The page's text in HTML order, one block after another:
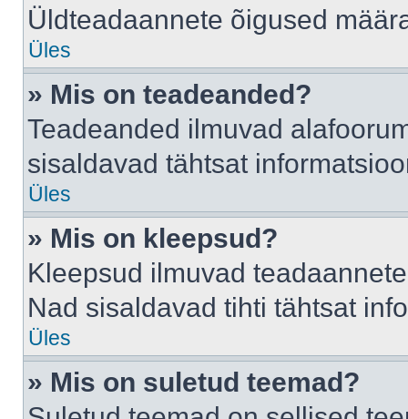
Üldteadaannete õigused
Üles
» Mis on teadeanded?
Teadeanded ilmuvad
sisaldavad tähtsat
Üles
» Mis on kleepsud?
Kleepsud ilmuvad
Nad sisaldavad tihti tähtsat
Üles
» Mis on suletud teemad?